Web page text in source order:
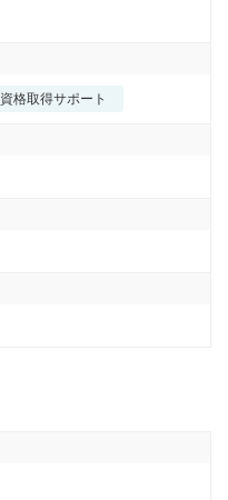
資格取得サポート